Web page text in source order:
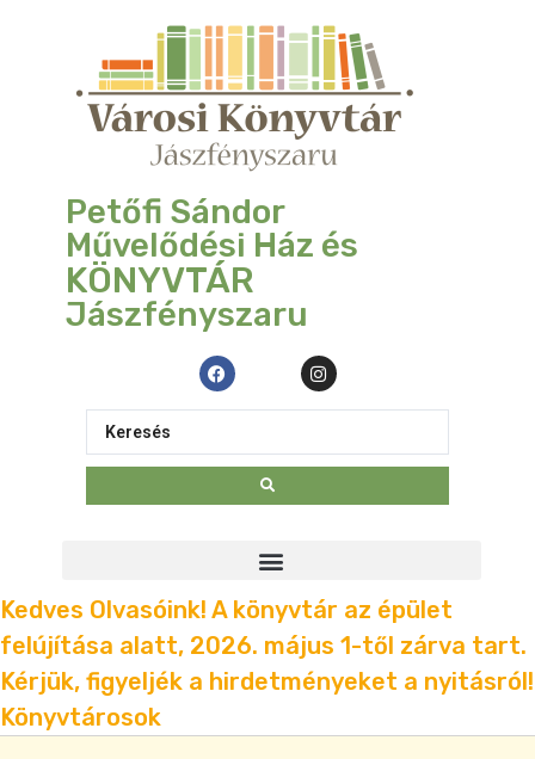
Petőfi Sándor
Művelődési Ház és
KÖNYVTÁR
Jászfényszaru
Kedves Olvasóink! A könyvtár az épület
felújítása alatt, 2026. május 1-től zárva tart.
Kérjük, figyeljék a hirdetményeket a nyitásról!
Könyvtárosok